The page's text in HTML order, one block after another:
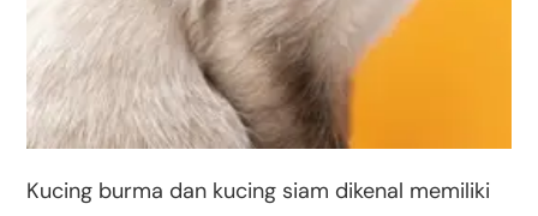
Kucing burma dan kucing siam dikenal memiliki